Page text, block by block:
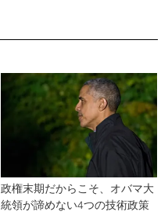
政権末期だからこそ、オバマ大
統領が諦めない4つの技術政策